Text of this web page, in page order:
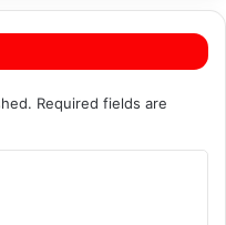
Required fields are